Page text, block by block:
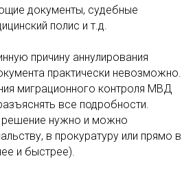
документы, судебные
полис и т.д.
причину аннулирования
практически невозможно.
миграционного контроля МВД
все подробности.
нужно и можно
в прокуратуру или прямо в
и быстрее).